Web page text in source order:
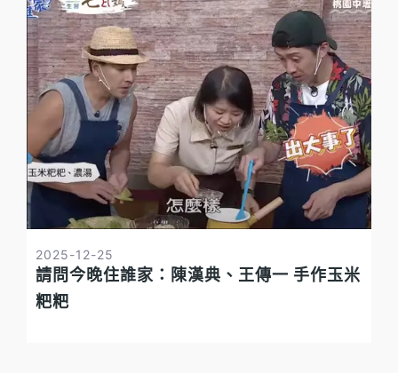
2025-12-25
請問今晚住誰家：陳漢典、王傳一 手作玉米
粑粑